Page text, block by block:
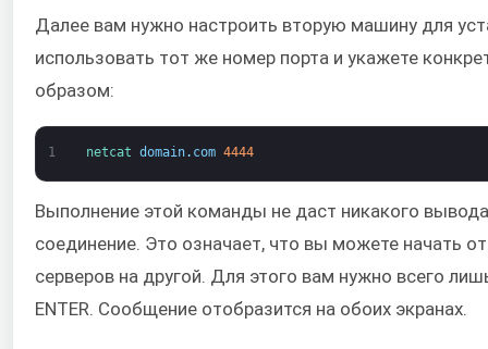
Далее вам нужно настроить вторую машину для
использовать тот же номер порта и укажете
образом:
1 netcat domain. com 4444
Выполнение этой команды не даст никакого
соединение. Это означает, что вы можете начать
серверов на другой. Для этого вам нужно всего
ENTER. Сообщение отобразится на обоих экранах.